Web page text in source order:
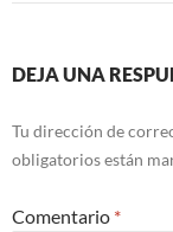
DEJA UNA
Tu dirección de
obligatorios están
Comentario *